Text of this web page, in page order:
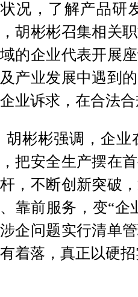
况，了解产品研
，胡彬彬召集相关
的企业代表开展
产业发展中遇到
业诉求，在合法
胡彬彬强调，企业
把安全生产摆在
，不断创新突破
靠前服务，变“企
企问题实行清单
着落，真正以硬